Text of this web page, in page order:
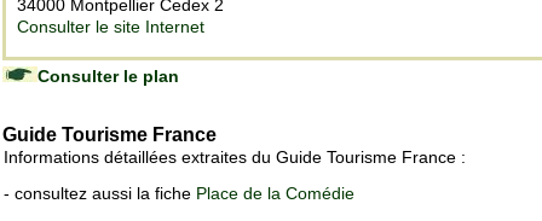
34000 Montpellier Cedex 2
Consulter le site Internet
Consulter le plan
Guide Tourisme France
Informations détaillées extraites du Guide Tourisme France :
- consultez aussi la fiche Place de la Comédie